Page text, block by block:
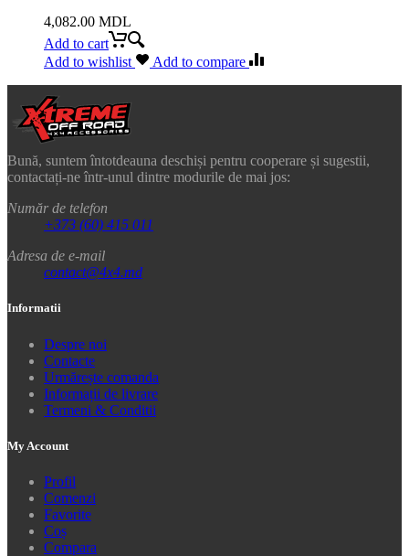
4,082.00 MDL
Add to cart
Add to wishlist
Add to compare
Bună, suntem întotdeauna deschiși pentru cooperare și sugestii,
contactați-ne într-unul dintre modurile de mai jos:
Număr de telefon
+373 (60) 415 011
Adresa de e-mail
contact@4x4.md
Informatii
Despre noi
Contacte
Urmărește comanda
Informații de livrare
Termeni & Conditii
My Account
Profil
Comenzi
Favorite
Coș
Compara